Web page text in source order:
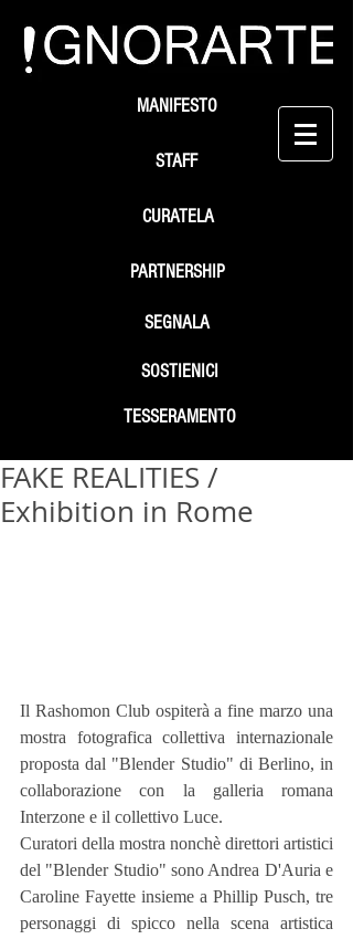
STAFF
SEGNALA
SOSTIENICI
MANIFESTO
PARTNERSHIP
TESSERAMENTO
CURATELA
FAKE REALITIES /
Exhibition in Rome
Il Rashomon Club ospiterà a fine marzo una
mostra fotografica collettiva internazionale
proposta dal "Blender Studio" di Berlino, in
collaborazione con la galleria romana
Interzone e il collettivo Luce.
Curatori della mostra nonchè direttori artistici
del "Blender Studio" sono Andrea D'Auria e
Caroline Fayette insieme a Phillip Pusch, tre
personaggi di spicco nella scena artistica